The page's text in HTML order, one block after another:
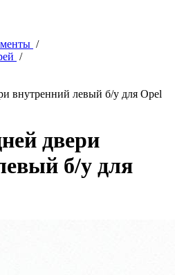
/
/
внутренний левый б/у для Opel
двери
б/у для